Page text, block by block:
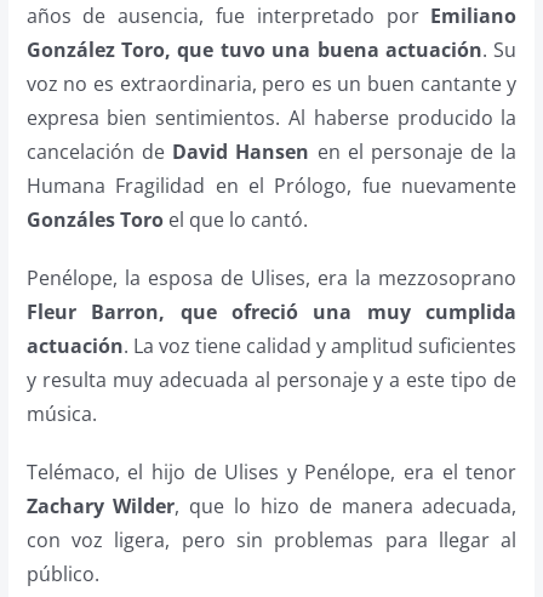
años de ausencia, fue interpretado por Emiliano
González Toro, que tuvo una buena actuación. Su
voz no es extraordinaria, pero es un buen cantante y
expresa bien sentimientos. Al haberse producido la
cancelación de David Hansen en el personaje de la
Humana Fragilidad en el Prólogo, fue nuevamente
Gonzáles Toroel que lo cantó.
Penélope, la esposa de Ulises, era la mezzosoprano
Fleur Barron, que ofreció una muy cumplida
actuación. La voz tiene calidad y amplitud suficientes
y resulta muy adecuada al personaje y a este tipo de
música.
Telémaco, el hijo de Ulises y Penélope, era el tenor
Zachary Wilder, que lo hizo de manera adecuada,
con voz ligera, pero sin problemas para llegar al
público.